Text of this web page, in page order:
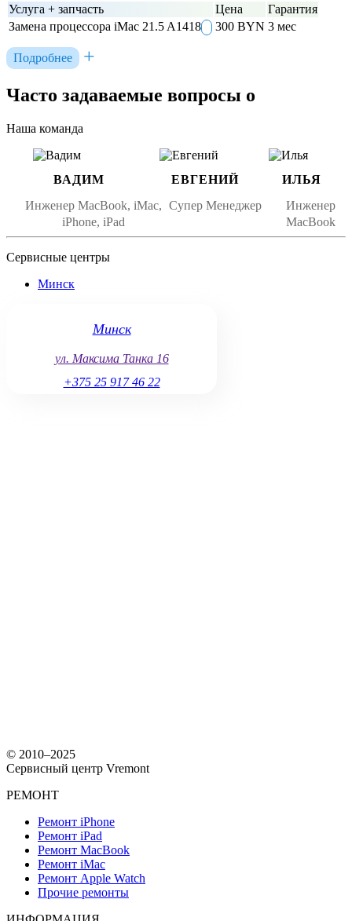
Услуга + запчасть
Цена
Гарантия
Замена процессора iMac 21.5 A1418
300 BYN 3 мес
Подробнее
Часто задаваемые вопросы о
Наша команда
ВАДИМ
Инженер MacBook, iMac,
iPhone, iPad
ЕВГЕНИЙ
Супер Менеджер
ИЛЬЯ
Инженер
MacBook
Сервисные центры
Минск
Минск
ул. Максима Танка 16
+375 25 917 46 22
© 2010–2025
Сервисный центр Vremont
РЕМОНТ
Ремонт iPhone
Ремонт iPad
Ремонт MacBook
Ремонт iMac
Ремонт Apple Watch
Прочие ремонты